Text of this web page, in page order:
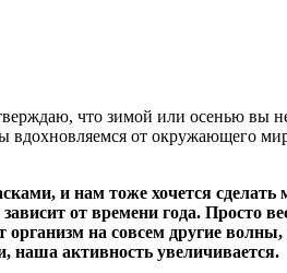
что зимой или осенью вы не
от окружающего
и нам тоже хочется сделать
от времени года. Просто
организм на совсем другие
наша активность увеличивается.